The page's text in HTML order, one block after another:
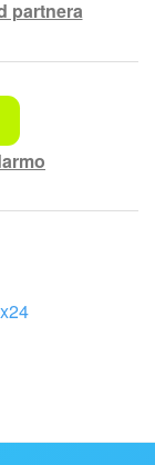
partnera